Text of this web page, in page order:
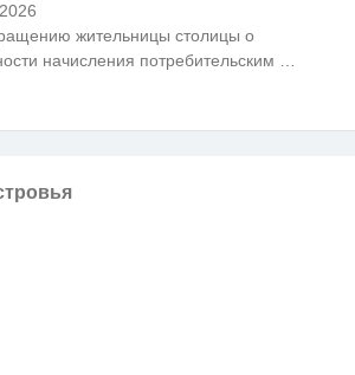
жительницы столицы о
начисления потребительским